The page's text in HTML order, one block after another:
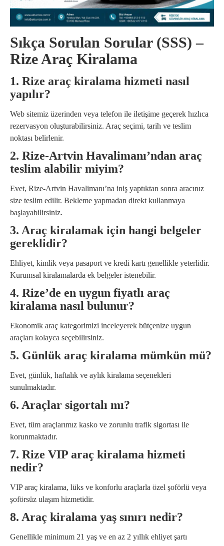
Sıkça Sorulan Sorular (SSS) –
Rize Araç Kiralama
1. Rize araç kiralama hizmeti nasıl
yapılır?
Web sitemiz üzerinden veya telefon ile iletişime geçerek hızlıca
rezervasyon oluşturabilirsiniz. Araç seçimi, tarih ve teslim
noktası belirlenir.
2. Rize-Artvin Havalimanı’ndan araç
teslim alabilir miyim?
Evet, Rize-Artvin Havalimanı’na iniş yaptıktan sonra aracınız
size teslim edilir. Bekleme yapmadan direkt kullanmaya
başlayabilirsiniz.
3. Araç kiralamak için hangi belgeler
gereklidir?
Ehliyet, kimlik veya pasaport ve kredi kartı genellikle yeterlidir.
Kurumsal kiralamalarda ek belgeler istenebilir.
4. Rize’de en uygun fiyatlı araç
kiralama nasıl bulunur?
Ekonomik araç kategorimizi inceleyerek bütçenize uygun
araçları kolayca seçebilirsiniz.
5. Günlük araç kiralama mümkün mü?
Evet, günlük, haftalık ve aylık kiralama seçenekleri
sunulmaktadır.
6. Araçlar sigortalı mı?
Evet, tüm araçlarımız kasko ve zorunlu trafik sigortası ile
korunmaktadır.
7. Rize VIP araç kiralama hizmeti
nedir?
VIP araç kiralama, lüks ve konforlu araçlarla özel şoförlü veya
şoförsüz ulaşım hizmetidir.
8. Araç kiralama yaş sınırı nedir?
Genellikle minimum 21 yaş ve en az 2 yıllık ehliyet şartı